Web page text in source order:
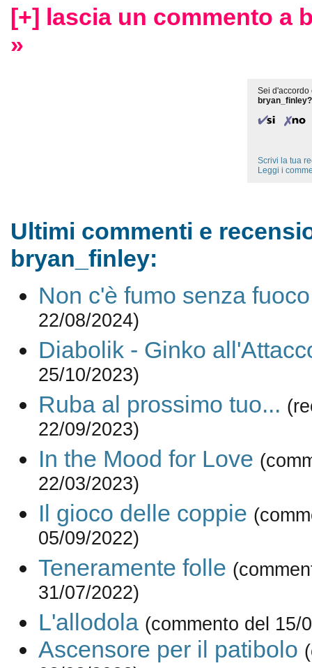
[+] lascia un commento a
»
Sei d'accordo
bryan_finley?
Scrivi la tua
Leggi i
Ultimi commenti e
bryan_finley:
Non c'è fumo senza fuoco
22/08/2024)
Diabolik - Ginko
25/10/2023)
Ruba al prossimo tuo...
22/09/2023)
In the Mood for Love
22/03/2023)
Il gioco delle coppie
05/09/2022)
Teneramente folle
31/07/2022)
L'allodola (commento del 15/
Ascensore per il patibolo